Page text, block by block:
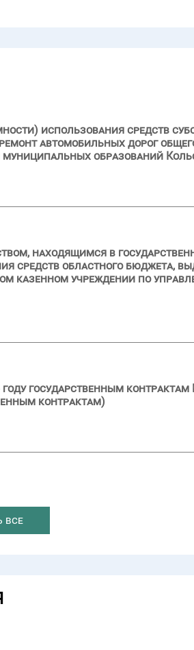
использования средств
автомобильных дорог
образований
находящимся в
средств областного бюджета,
казенном учреждении по
государственным
контрактам)
все